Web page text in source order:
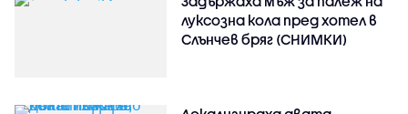
луксозна кола пред хотел в
Слънчев бряг (СНИМКИ)